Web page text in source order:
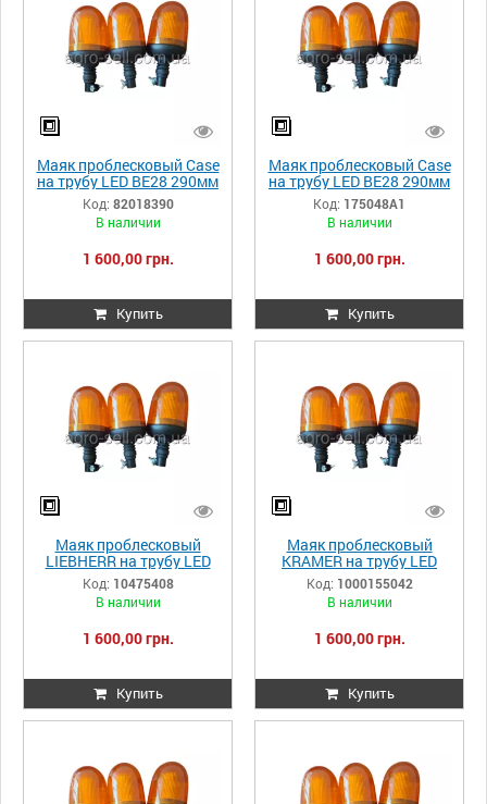
Маяк проблесковый Case
на трубу LED BE28 290мм
82018390
Код: 82018390
В наличии
1 600,00 грн.
Купить
Маяк проблесковый Case
на трубу LED BE28 290мм
175048A1
Код: 175048A1
В наличии
1 600,00 грн.
Купить
Маяк проблесковый
LIEBHERR на трубу LED
BE28 290мм 10475408
Код: 10475408
В наличии
1 600,00 грн.
Купить
Маяк проблесковый
KRAMER на трубу LED
BE28 290мм 1000155042
Код: 1000155042
В наличии
1 600,00 грн.
Купить